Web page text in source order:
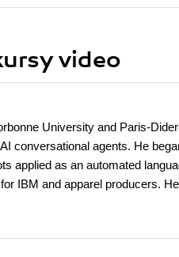
video
University and Paris-
conversational agents. He
applied as an automated
IBM and apparel producers.